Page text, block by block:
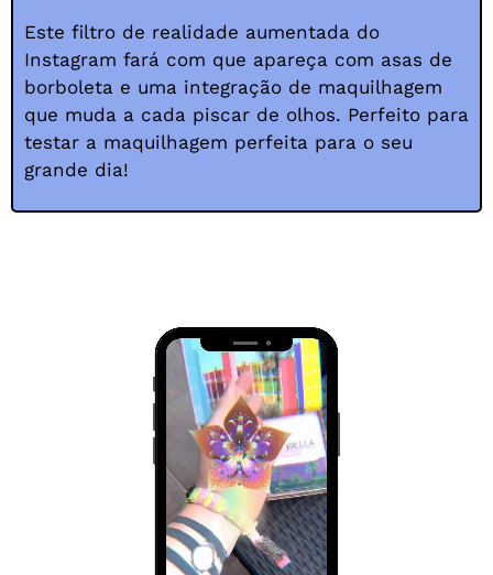
Este filtro de realidade aumentada do
Instagram fará com que apareça com asas de
borboleta e uma integração de maquilhagem
que muda a cada piscar de olhos. Perfeito para
testar a maquilhagem perfeita para o seu
grande dia!